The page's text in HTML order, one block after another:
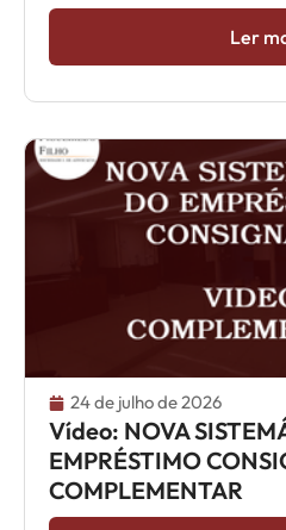
Ler
24 de julho de 2026
Vídeo: NOVA
EMPRÉSTIMO
COMPLEMENTAR